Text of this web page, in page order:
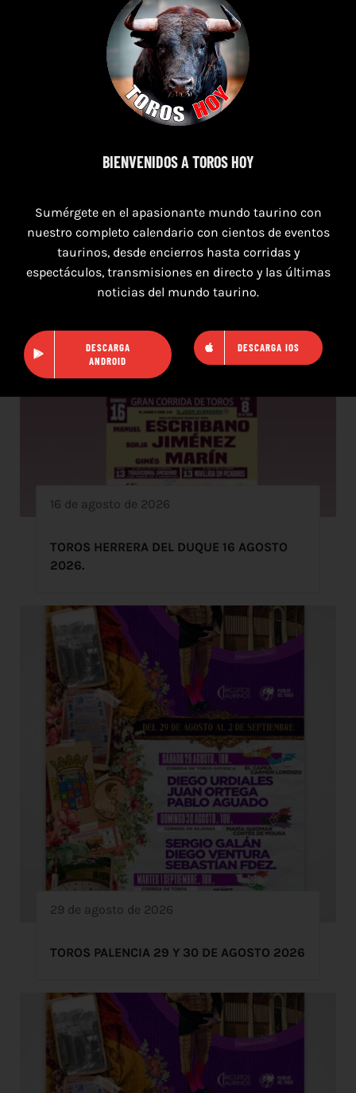
7 de agosto de 2026
DE AGOSTO 2026
16 de agosto de 2026
TOROS HERRERA DEL DUQUE 16 AGOSTO
2026.
29 de agosto de 2026
TOROS PALENCIA 29 Y 30 DE AGOSTO 2026
BIENVENIDOS A TOROS HOY
Sumérgete en el apasionante mundo taurino con
nuestro completo calendario con cientos de eventos
taurinos, desde encierros hasta corridas y
espectáculos, transmisiones en directo y las últimas
noticias del mundo taurino.
DESCARGA
ANDROID
DESCARGA IOS